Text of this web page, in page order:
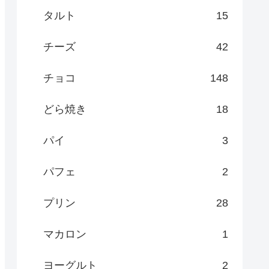
タルト 15
チーズ 42
チョコ 148
どら焼き 18
パイ 3
パフェ 2
プリン 28
マカロン 1
ヨーグルト 2